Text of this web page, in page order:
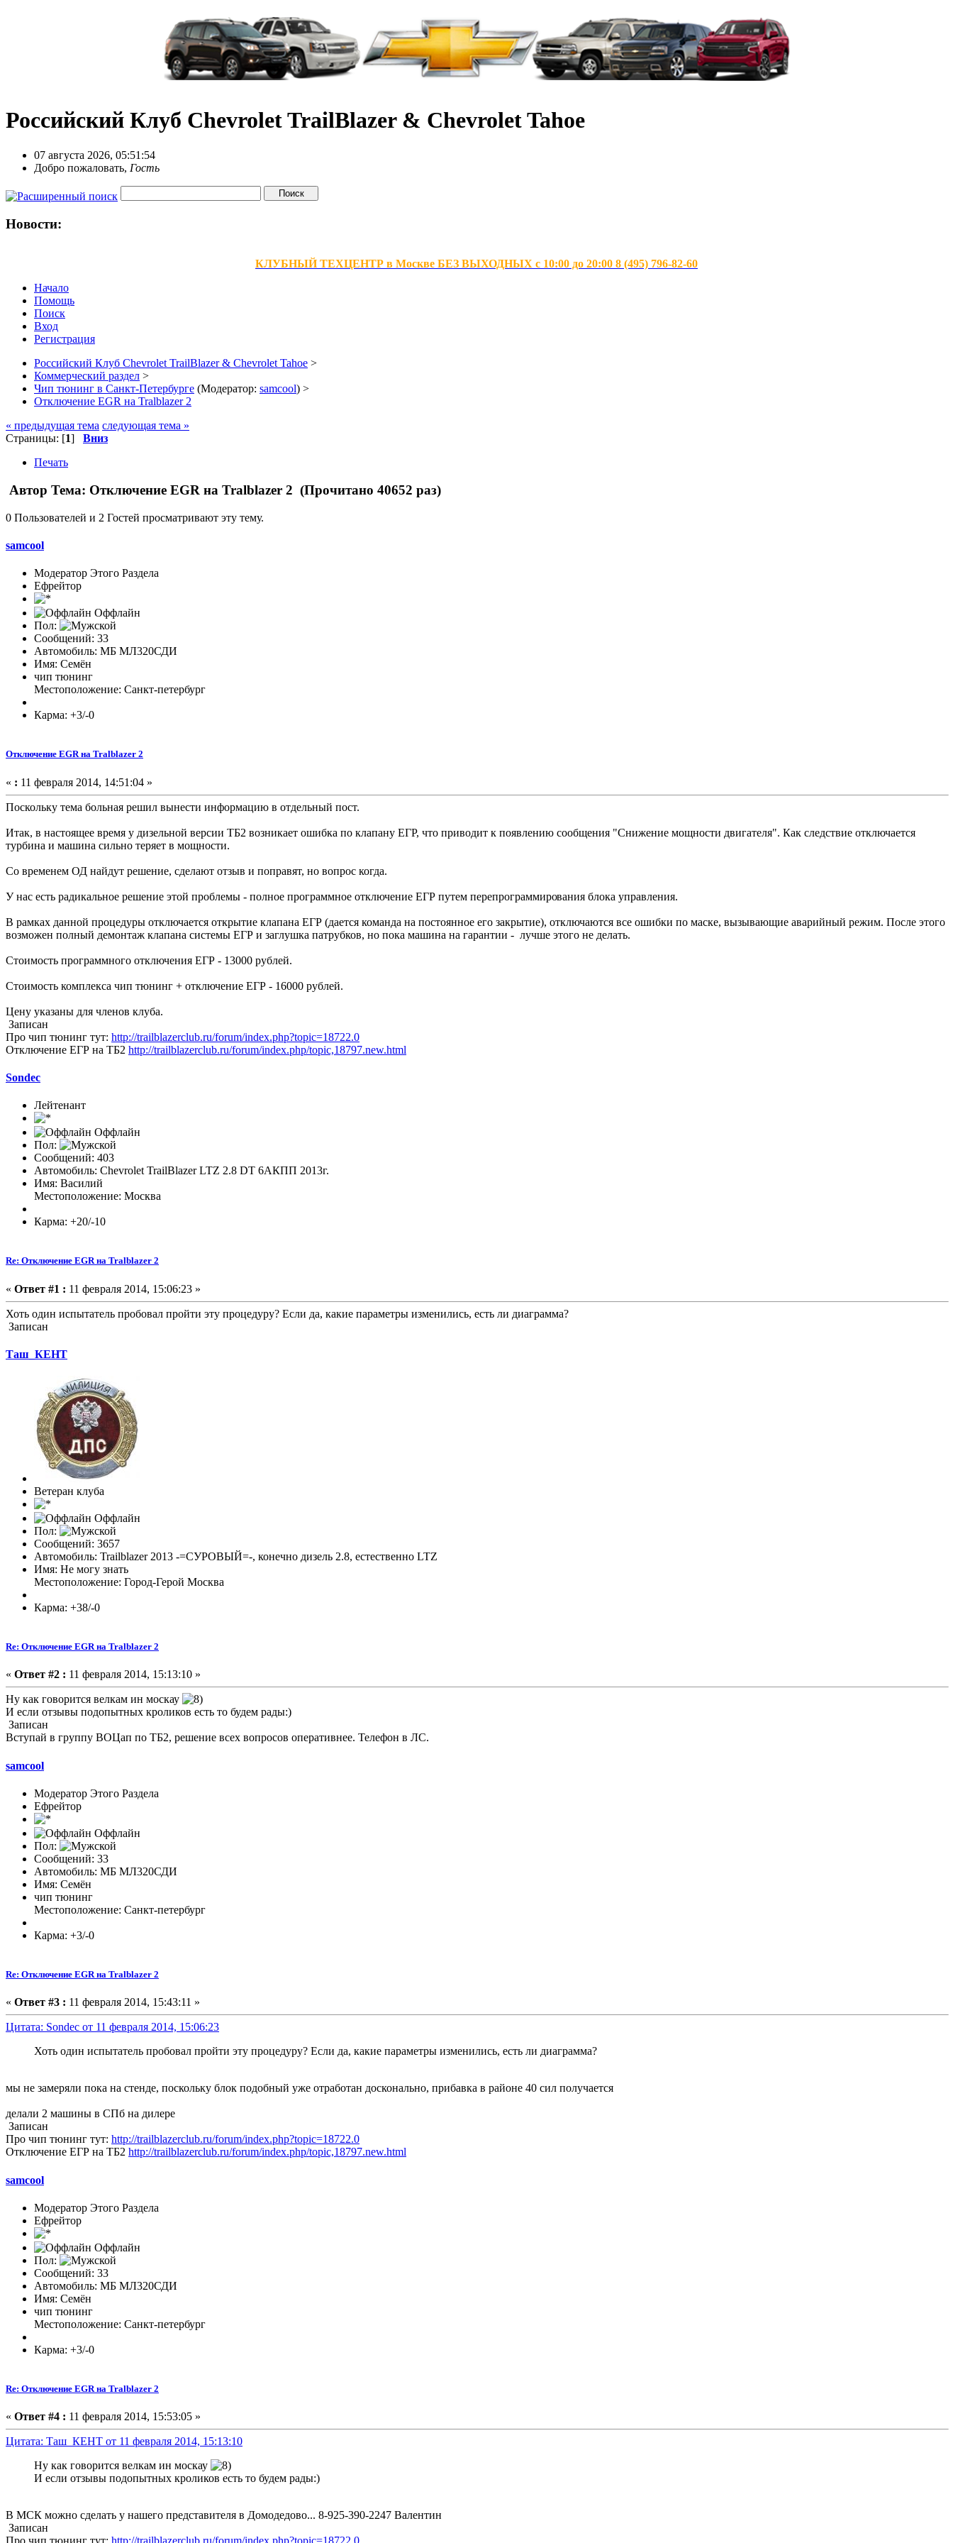
Российский Клуб Chevrolet TrailBlazer & Chevrolet Tahoe
07 августа 2026, 05:51:54
Добро пожаловать, Гость
Новости:
КЛУБНЫЙ ТЕХЦЕНТР в Москве БЕЗ ВЫХОДНЫХ с 10:00 до 20:00 8 (495) 796-82-60
Начало
Помощь
Поиск
Вход
Регистрация
Российский Клуб Chevrolet TrailBlazer & Chevrolet Tahoe >
Коммерческий раздел >
Чип тюнинг в Санкт-Петербурге (Модератор: samcool) >
Отключение EGR на Tralblazer 2
« предыдущая тема следующая тема »
Страницы: [1] Вниз
Печать
Автор Тема: Отключение EGR на Tralblazer 2 (Прочитано 40652 раз)
0 Пользователей и 2 Гостей просматривают эту тему.
samcool
Модератор Этого Раздела
Ефрейтор
Оффлайн
Пол:
Сообщений: 33
Автомобиль: МБ МЛ320СДИ
Имя: Семён
чип тюнинг
Местоположение: Санкт-петербург
Карма: +3/-0
Отключение EGR на Tralblazer 2
« : 11 февраля 2014, 14:51:04 »
Поскольку тема больная решил вынести информацию в отдельный пост.
Итак, в настоящее время у дизельной версии ТБ2 возникает ошибка по клапану ЕГР, что приводит к появлению сообщения "Снижение мощности двигателя". Как следствие отключается
турбина и машина сильно теряет в мощности.
Со временем ОД найдут решение, сделают отзыв и поправят, но вопрос когда.
У нас есть радикальное решение этой проблемы - полное программное отключение ЕГР путем перепрограммирования блока управления.
В рамках данной процедуры отключается открытие клапана ЕГР (дается команда на постоянное его закрытие), отключаются все ошибки по маске, вызывающие аварийный режим. После этого
возможен полный демонтаж клапана системы ЕГР и заглушка патрубков, но пока машина на гарантии - лучше этого не делать.
Стоимость программного отключения ЕГР - 13000 рублей.
Стоимость комплекса чип тюнинг + отключение ЕГР - 16000 рублей.
Цену указаны для членов клуба.
Записан
Про чип тюнинг тут: http://trailblazerclub.ru/forum/index.php?topic=18722.0
Отключение ЕГР на ТБ2 http://trailblazerclub.ru/forum/index.php/topic,18797.new.html
Sondec
Лейтенант
Оффлайн
Пол:
Сообщений: 403
Автомобиль: Chevrolet TrailBlazer LTZ 2.8 DT 6АКПП 2013г.
Имя: Василий
Местоположение: Москва
Карма: +20/-10
Re: Отключение EGR на Tralblazer 2
« Ответ #1 : 11 февраля 2014, 15:06:23 »
Хоть один испытатель пробовал пройти эту процедуру? Если да, какие параметры изменились, есть ли диаграмма?
Записан
Таш_КЕНТ
Ветеран клуба
Оффлайн
Пол:
Сообщений: 3657
Автомобиль: Trailblazer 2013 -=СУРОВЫЙ=-, конечно дизель 2.8, естественно LTZ
Имя: Не могу знать
Местоположение: Город-Герой Москва
Карма: +38/-0
Re: Отключение EGR на Tralblazer 2
« Ответ #2 : 11 февраля 2014, 15:13:10 »
Ну как говорится велкам ин москау
И если отзывы подопытных кроликов есть то будем рады:)
Записан
Вступай в группу ВОЦап по ТБ2, решение всех вопросов оперативнее. Телефон в ЛС.
samcool
Модератор Этого Раздела
Ефрейтор
Оффлайн
Пол:
Сообщений: 33
Автомобиль: МБ МЛ320СДИ
Имя: Семён
чип тюнинг
Местоположение: Санкт-петербург
Карма: +3/-0
Re: Отключение EGR на Tralblazer 2
« Ответ #3 : 11 февраля 2014, 15:43:11 »
Цитата: Sondec от 11 февраля 2014, 15:06:23
Хоть один испытатель пробовал пройти эту процедуру? Если да, какие параметры изменились, есть ли диаграмма?
мы не замеряли пока на стенде, поскольку блок подобный уже отработан досконально, прибавка в районе 40 сил получается
делали 2 машины в СПб на дилере
Записан
Про чип тюнинг тут: http://trailblazerclub.ru/forum/index.php?topic=18722.0
Отключение ЕГР на ТБ2 http://trailblazerclub.ru/forum/index.php/topic,18797.new.html
samcool
Модератор Этого Раздела
Ефрейтор
Оффлайн
Пол:
Сообщений: 33
Автомобиль: МБ МЛ320СДИ
Имя: Семён
чип тюнинг
Местоположение: Санкт-петербург
Карма: +3/-0
Re: Отключение EGR на Tralblazer 2
« Ответ #4 : 11 февраля 2014, 15:53:05 »
Цитата: Таш_КЕНТ от 11 февраля 2014, 15:13:10
Ну как говорится велкам ин москау
И если отзывы подопытных кроликов есть то будем рады:)
В МСК можно сделать у нашего представителя в Домодедово... 8-925-390-2247 Валентин
Записан